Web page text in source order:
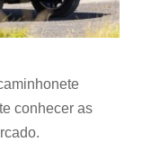
conhecer as